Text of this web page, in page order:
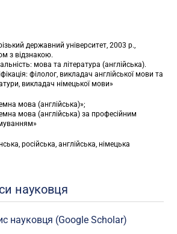
державний університет, 2003 р.,
з відзнакою.
мова та література (англійська).
філолог, викладач англійської мови та
викладач німецької мови»
мова (англійська)»;
мова (англійська) за професійним
російська, англійська, німецька
науковця
науковця (Google Scholar)